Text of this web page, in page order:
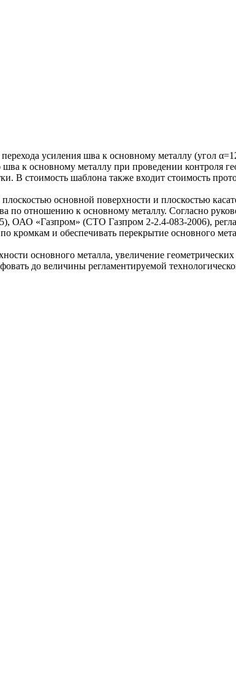
усиления шва к основному металлу (угол
к основному металлу при проведении контроля
В стоимость шаблона также входит стоимость
основной поверхности и плоскостью
по отношению к основному металлу. Согласно
ОАО «Газпром» (СТО Газпром 2-2.4-083-2006),
кромкам и обеспечивать перекрытие основного
основного металла, увеличение
до величины регламентируемой